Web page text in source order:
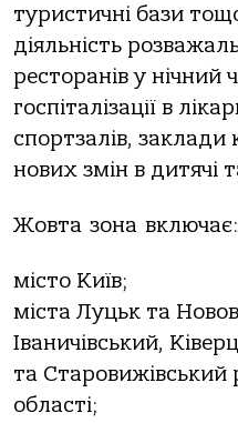
туристичні бази
діяльність
ресторанів у нічний
госпіталізації в
спортзалів,
нових змін в дитячі
Жовта зона включає:
місто Київ;
міста Луцьк та
Іваничівський,
та Старовижівський
області;